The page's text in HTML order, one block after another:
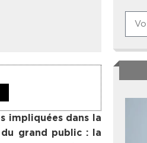
impliquées dans la
grand public : la